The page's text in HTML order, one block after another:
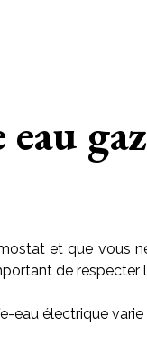
eau
et que vous
de respecter
eau électrique